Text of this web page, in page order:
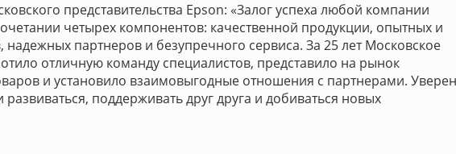
представительства Epson: «Залог успеха любой компании
четырех компонентов: качественной продукции, опытных и
партнеров и безупречного сервиса. За 25 лет Московское
отличную команду специалистов, представило на рынок
и установило взаимовыгодные отношения с партнерами.
поддерживать друг друга и добиваться новых